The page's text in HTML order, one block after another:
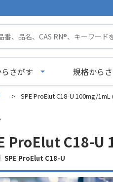
さがす 規格から
> SPE ProElut C18-U 100mg/1mL
ProElut C18-
】SPE ProElut C18-U